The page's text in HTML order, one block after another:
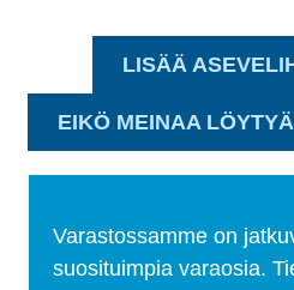
Varastossamme on
suosituimpia varaosia.
LISÄÄ
EIKÖ MEINAA